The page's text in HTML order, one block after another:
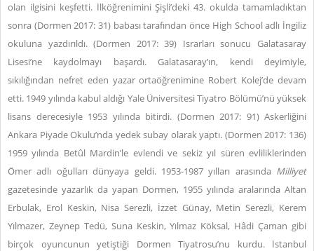
olan ilgisini keşfetti. İlköğrenimini Şişli’deki 43. okulda tamamladıktan
sonra (Dormen 2017: 31) babası tarafından önce High School adlı İngiliz
okuluna yazdırıldı. (Dormen 2017: 39) Israrları sonucu Galatasaray
Lisesi’ne kaydolmayı başardı. Galatasaray’ın, kendi deyimiyle,
sıkılığından nefret eden yazar ortaöğrenimine Robert Kolej’de devam
etti. 1949 yılında kabul aldığı Yale Üniversitesi Tiyatro Bölümü’nü yüksek
lisans derecesiyle 1953 yılında bitirdi. (Dormen 2017: 91) Askerliğini
Ankara Piyade Okulu’nda yedek subay olarak yaptı. (Dormen 2017: 136)
1959 yılında Betûl Mardin’le evlendi ve sekiz yıl süren evliliklerinden
Ömer adlı oğulları dünyaya geldi. 1953-1987 yılları arasında Milliyet
gazetesinde yazarlık da yapan Dormen, 1955 yılında aralarında Altan
Erbulak, Erol Keskin, Nisa Serezli, İzzet Günay, Metin Serezli, Kerem
Yılmazer, Zeynep Tedü, Suna Keskin, Yılmaz Köksal, Hâdi Çaman gibi
birçok oyuncunun yetiştiği Dormen Tiyatrosu’nu kurdu. İstanbul